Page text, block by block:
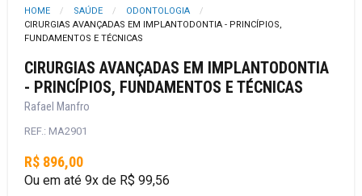
HOME SAÚDE
ODONTOLOGIA
CIRURGIAS AVANÇADAS EM IMPLANTODONTIA - PRINCÍPIOS,
FUNDAMENTOS E TÉCNICAS
CIRURGIAS AVANÇADAS EM IMPLANTODONTIA
- PRINCÍPIOS, FUNDAMENTOS E TÉCNICAS
Rafael Manfro
REF.: MA2901
R$ 896,00
Ou em até 9x de R$ 99,56